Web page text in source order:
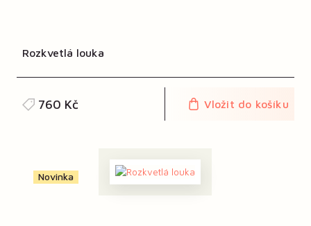
Rozkvetlá louka
760 Kč Vložit do košíku
Novinka